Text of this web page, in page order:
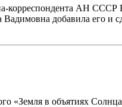
АН СССР
добавила его
«Земля в объятиях